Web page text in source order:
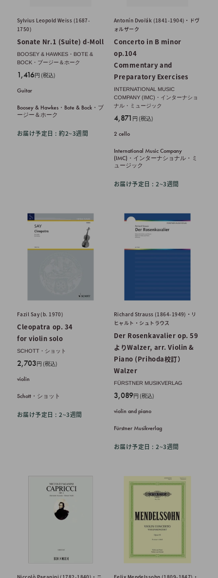
Sylvius Leopold Weiss (1687-
1750)
Sonate Nr.1 (Suite) d-Moll
BOOSEY & HAWKES・BOTE &
BOCK・ブージー＆ホーク
販
価
格
1,416円 (税込)
Guitar
Boosey & Hawkes・Bote & Bock・ブ
ージー＆ホーク
お届け予定日 : 約2~3週間
Antonín Dvořák (1841-1904)・ドヴ
ォルザーク
Concerto in B minor
op.104
Commentary and
Preparatory Exercises
INTERNATIONAL MUSIC
COMPANY (IMC)・インターナショ
ナル・ミュージック
販
価
格
4,871 円 (税込)
2 cello
International Music Company
(IMC)・インターナショナル・ミ
ュージック
お届け予定日 : 2~3週間
Fazil Say (b. 1970)
Cleopatra op. 34
for violin solo
SCHOTT・ショット
販
価
格
2,703円 (税込)
violin
Schott・ショット
お届け予定日 : 2~3週間
Richard Strauss (1864-1949)・リ
ヒャルト・シュトラウス
Der Rosenkavalier op. 59
よりWalzer, arr. Violin &
Piano (Prihoda校訂）
Walzer
FÜRSTNER MUSIKVERLAG
販
価
格
3,089円 (税込)
violin and piano
Fürstner Musikverlag
お届け予定日 : 2~3週間